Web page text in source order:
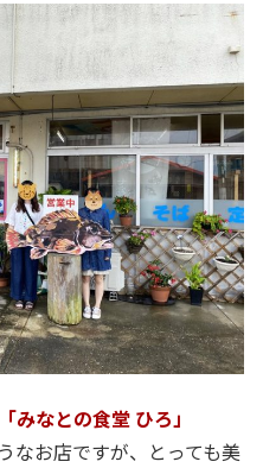
「みなとの食堂 ひろ」
なお店ですが、とっても美